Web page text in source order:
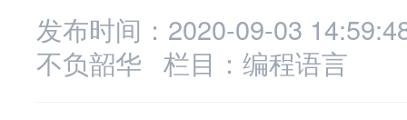
发布时间： 2020-09-03
不负韶华
栏目： 编程语言